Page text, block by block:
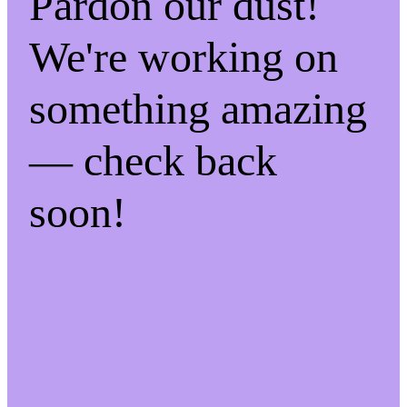
We're working on
something amazing
— check back
soon!